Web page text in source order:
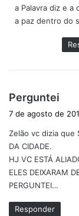
a Palavra diz e a
a paz dentro do
Perguntei
s
:
7 de agosto de
Zelão vc dizia que
DA CIDADE.
HJ VC ESTÁ
ELES DEIXARAM
PERGUNTEI…
Responder